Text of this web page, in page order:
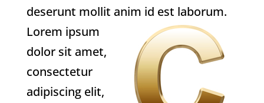
deserunt mollit anim id est laborum.
Lorem ipsum
dolor sit amet,
consectetur
adipiscing elit,